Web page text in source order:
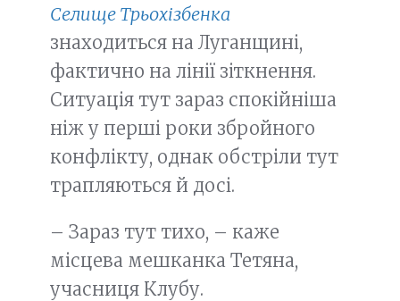
Селище Трьохізбенка
знаходиться на Луганщині,
фактично на лінії зіткнення.
Ситуація тут зараз спокійніша
ніж у перші роки збройного
конфлікту, однак обстріли тут
трапляються й досі.
– Зараз тут тихо, – каже
місцева мешканка Тетяна,
учасниця Клубу.